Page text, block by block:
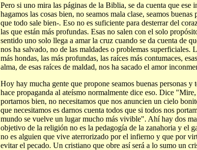
Pero si uno mira las páginas de la Biblia, se da cuenta que ese
hagamos las cosas bien, no seamos mala clase, seamos
que todo sale bien-. Eso no es suficiente para desterrar del
las que están más profundas. Esas no salen con el solo
sentido uno solo llega a amar la cruz cuando se da cuenta de
nos ha salvado, no de las maldades o problemas superficiales.
más hondas, las más profundas, las raíces más contumaces,
alma, de esas raíces de maldad, nos ha sacado el amor
Hoy hay mucha gente que propone seamos buenas personas y
hace propaganda al ateísmo normalmente dice eso. Dice
portarnos bien, no necesitamos que nos anuncien un cielo
que necesitamos es darnos cuenta todos que si todos nos
mundo se vuelve un lugar mucho más vivible". Ahí hay dos
objetivo de la religión no es la pedagogía de la zanahoria y el
no es alguien que vive aterrorizado por el infierno y que por
evitar el pecado. Un cristiano que obre así será a lo sumo un